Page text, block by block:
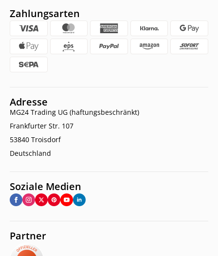
Zahlungsarten
Adresse
MG24 Trading UG (haftungsbeschränkt)
Frankfurter Str. 107
53840 Troisdorf
Deutschland
Soziale Medien
Partner